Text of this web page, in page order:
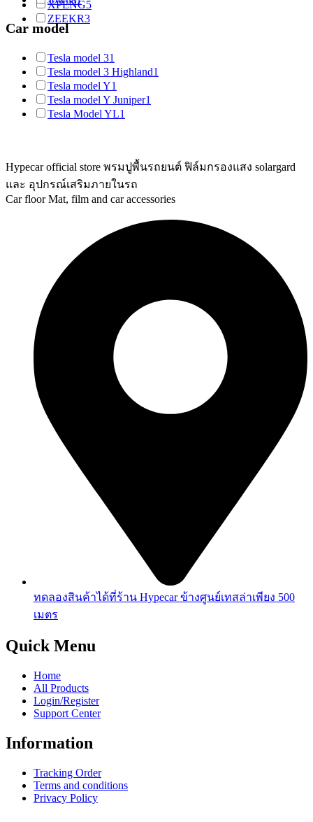
XPENG5
ZEEKR3
Car model
Tesla model 31
Tesla model 3 Highland1
Tesla model Y1
Tesla model Y Juniper1
Tesla Model YL1
Hypecar official store พรมปูพื้นรถยนต์ ฟิล์มกรองแสง solargard
และ อุปกรณ์เสริมภายในรถ
Car floor Mat, film and car accessories
ทดลองสินค้าได้ที่ร้าน Hypecar ข้างศูนย์เทสล่าเพียง 500
เมตร
Quick Menu
Home
All Products
Login/Register
Support Center
Information
Tracking Order
Terms and conditions
Privacy Policy